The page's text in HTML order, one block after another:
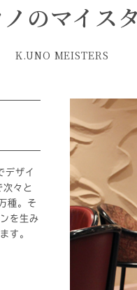
のマイス
K.UNO MEISTERS
デザイ
々と
種。そ
を生み
す。